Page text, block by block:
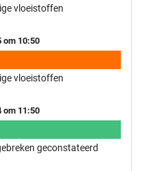
vloeistoffen
om 10:50
vloeistoffen
om 11:50
geconstateerd